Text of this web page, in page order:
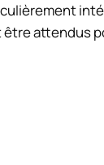
attendus